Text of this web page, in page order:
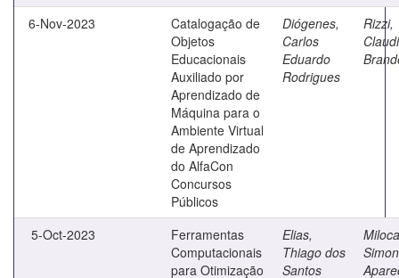
6-Nov-2023
Catalogação de
Objetos
Educacionais
Auxiliado por
Aprendizado de
Máquina para o
Ambiente Virtual
de Aprendizado
do AlfaCon
Concursos
Públicos
Diógenes,
Carlos
Eduardo
Rodrigues
Rizzi,
5-Oct-2023
Ferramentas
Computacionais
para Otimização
Elias,
Thiago dos
Santos